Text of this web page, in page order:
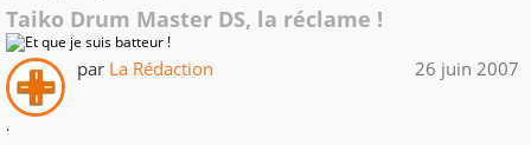
Taiko Drum Master DS, la réclame !
par La Rédaction 26 juin 2007
.